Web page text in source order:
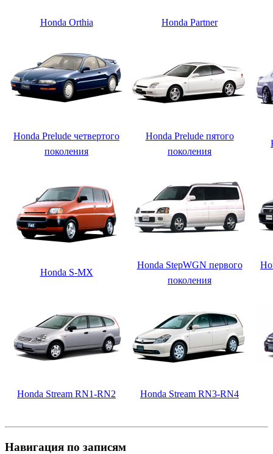
Honda Orthia Honda Partner
Honda Prelude четвертого
поколения
Honda Prelude пятого
поколения
Honda S-MX
Honda StepWGN первого
поколения
Honda Stream RN1-RN2 Honda Stream RN3-RN4
Навигация по записям